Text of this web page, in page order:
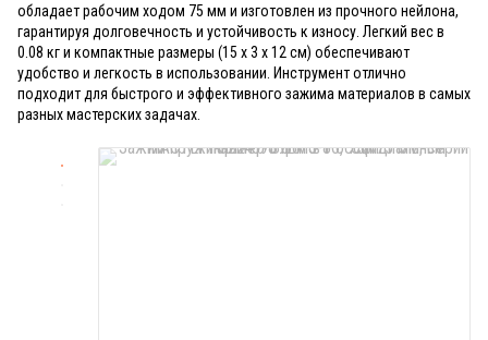
обладает рабочим ходом 75 мм и изготовлен из прочного нейлона,
гарантируя долговечность и устойчивость к износу. Легкий вес в
0.08 кг и компактные размеры (15 х 3 х 12 см) обеспечивают
удобство и легкость в использовании. Инструмент отлично
подходит для быстрого и эффективного зажима материалов в самых
разных мастерских задачах.